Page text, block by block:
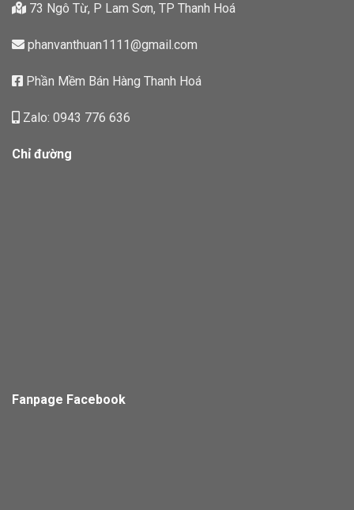
73 Ngô Từ, P Lam Sơn, TP Thanh Hoá
phanvanthuan1111@gmail.com
Phần Mềm Bán Hàng Thanh Hoá
Zalo: 0943 776 636
Chỉ đường
Fanpage Facebook